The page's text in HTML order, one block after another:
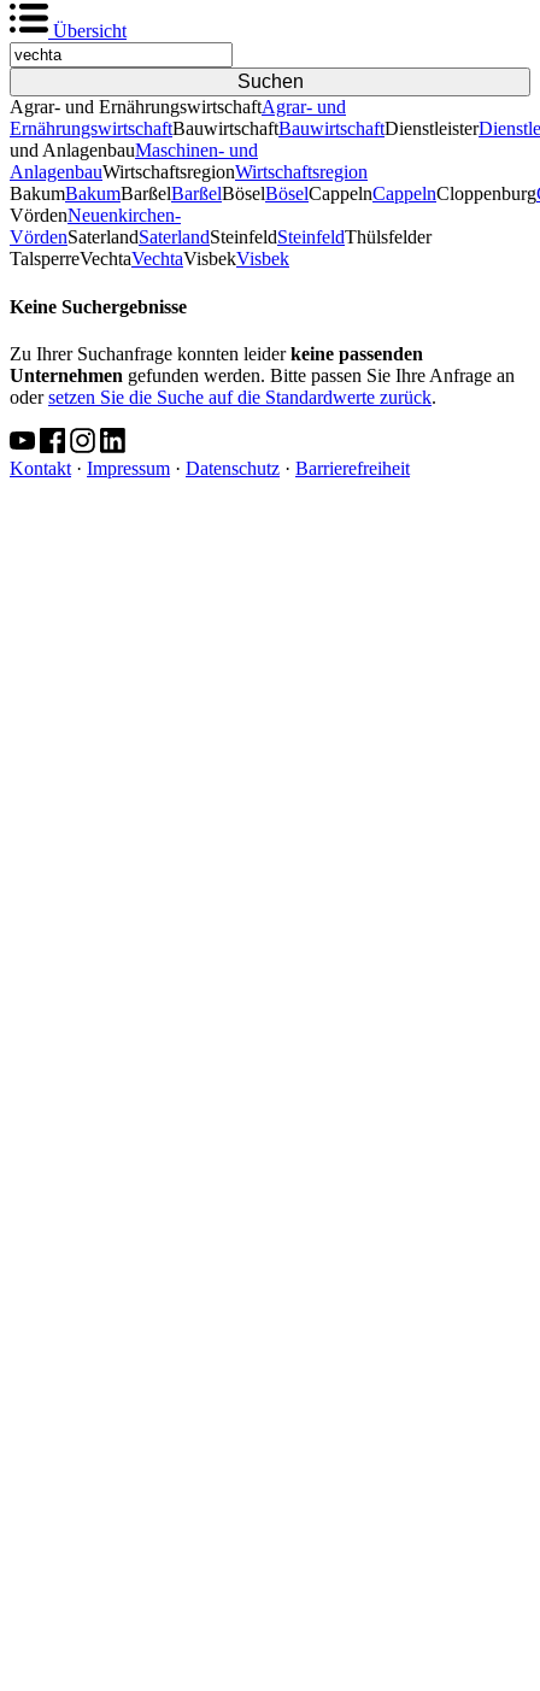
Übersicht
Agrar- und ErnährungswirtschaftAgrar- und
ErnährungswirtschaftBauwirtschaftBauwirtschaftDienstleister
und AnlagenbauMaschinen- und
AnlagenbauWirtschaftsregionWirtschaftsregion
BakumBakumBarßelBarßelBöselBöselCappelnCappelnCloppenburg
VördenNeuenkirchen-
VördenSaterlandSaterlandSteinfeldSteinfeldThülsfelder
TalsperreVechtaVechtaVisbekVisbek
Keine Suchergebnisse
Zu Ihrer Suchanfrage konnten leiderkeine passenden
Unternehmen gefunden werden. Bitte passen Sie Ihre Anfrage an
odersetzen Sie die Suche auf die Standardwerte zurück.
Kontakt · Impressum · Datenschutz · Barrierefreiheit